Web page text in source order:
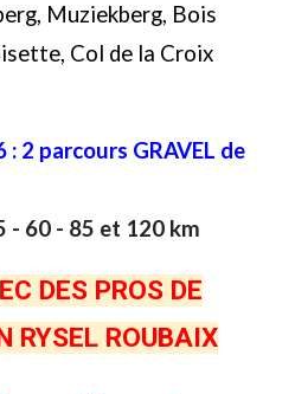
Muziekberg, Bois
Col de la Croix
2 parcours GRAVEL de
- 60 - 85 et 120 km
DES PROS DE
RYSEL ROUBAIX